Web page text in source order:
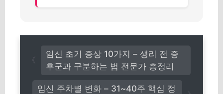
임신 주차별 변화 – 31~40주 핵심 정
임신 초기 증상 10가지 – 생리 전 증
후군과 구분하는 법 전문가 총정리